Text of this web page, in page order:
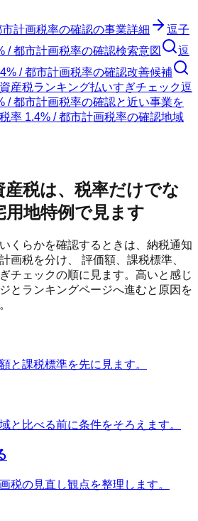
計画税率の確認の事業詳細
逗子
/ 都市計画税率の確認検索意図
逗
/ 都市計画税率の確認改善候補
産税ランキング払いすぎチェック逗
/ 都市計画税率の確認と近い事業を
率 1.4% / 都市計画税率の確認地域
産税は、税率だけでな
用地特例で見ます
くらかを確認するときは、納税通知
画税を分け、 評価額、課税標準、
チェックの順に見ます。高いと感じ
とランキングページへ進むと原因を
と課税標準を先に見ます。
と比べる前に条件をそろえます。
税の見直し観点を整理します。